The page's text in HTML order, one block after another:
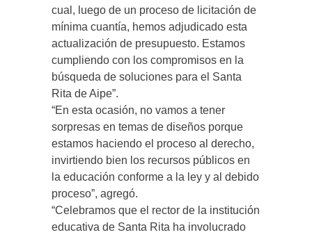
cual, luego de un proceso de licitación de
mínima cuantía, hemos adjudicado esta
actualización de presupuesto. Estamos
cumpliendo con los compromisos en la
búsqueda de soluciones para el Santa
Rita de Aipe”.
“En esta ocasión, no vamos a tener
sorpresas en temas de diseños porque
estamos haciendo el proceso al derecho,
invirtiendo bien los recursos públicos en
la educación conforme a la ley y al debido
proceso”, agregó.
“Celebramos que el rector de la institución
educativa de Santa Rita ha involucrado